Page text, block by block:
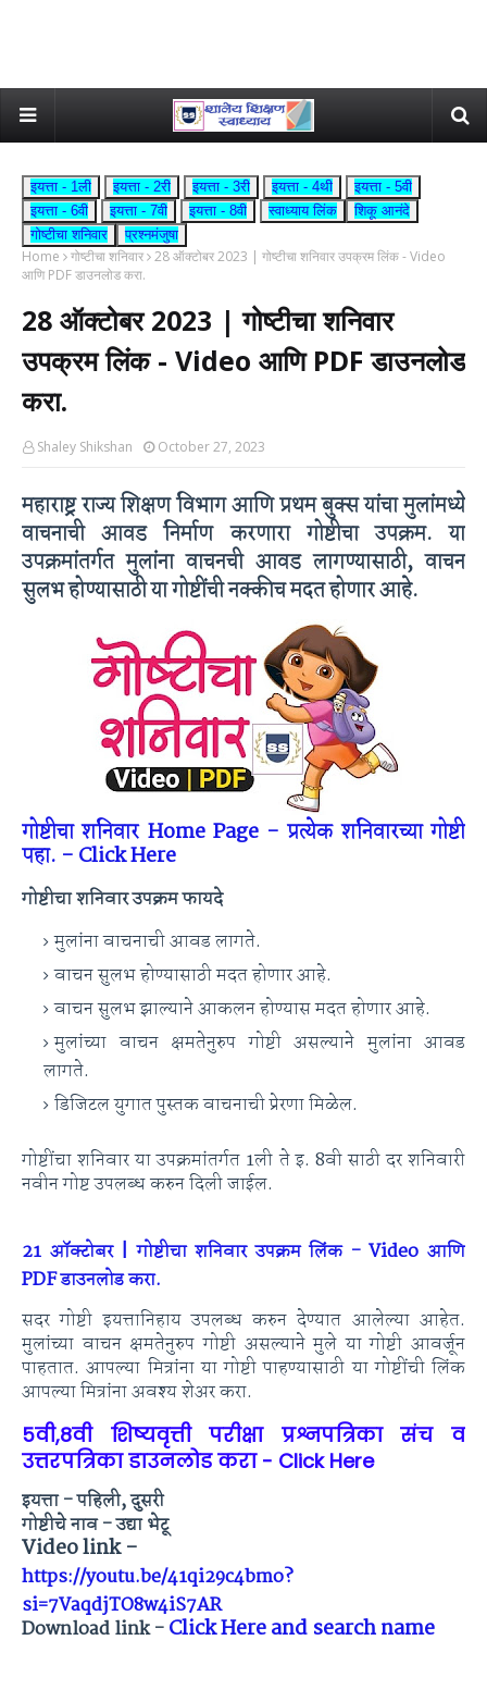
इयत्ता - 1ली इयत्ता - 2री इयत्ता - 3री इयत्ता - 4थी
इयत्ता - 5वी
इयत्ता - 6वी
इयत्ता - 7वी इयत्ता - 8वी स्वाध्याय लिंक
शिकू आनंदे
गोष्टीचा शनिवार
प्रश्नमंजुषा
Home गोष्टीचा शनिवार 28 ऑक्टोबर 2023 | गोष्टीचा शनिवार उपक्रम लिंक - Video
आणि PDF डाउनलोड करा.
28 ऑक्टोबर 2023 | गोष्टीचा शनिवार
उपक्रम लिंक - Video आणि PDF डाउनलोड
करा.
Shaley Shikshan October 27, 2023
महाराष्ट्र राज्य शिक्षण विभाग आणि प्रथम बुक्स यांचा मुलांमध्ये
वाचनाची आवड निर्माण करणारा गोष्टीचा उपक्रम. या
उपक्रमांतर्गत मुलांना वाचनची आवड लागण्यासाठी, वाचन
सुलभ होण्यासाठी या गोष्टींची नक्कीच मदत होणार आहे.
गोष्टीचा शनिवार Home Page - प्रत्येक शनिवारच्या गोष्टी
पहा. - Click Here
गोष्टीचा शनिवार उपक्रम फायदे
मुलांना वाचनाची आवड लागते.
वाचन सुलभ होण्यासाठी मदत होणार आहे.
वाचन सुलभ झाल्याने आकलन होण्यास मदत होणार आहे.
मुलांच्या वाचन क्षमतेनुरुप गोष्टी असल्याने मुलांना आवड
लागते.
डिजिटल युगात पुस्तक वाचनाची प्रेरणा मिळेल.
गोष्टींचा शनिवार या उपक्रमांतर्गत 1ली ते इ. 8वी साठी दर शनिवारी
नवीन गोष्ट उपलब्ध करुन दिली जाईल.
21 ऑक्टोबर | गोष्टीचा शनिवार उपक्रम लिंक - Video आणि
PDF डाउनलोड करा.
सदर गोष्टी इयत्तानिहाय उपलब्ध करुन देण्यात आलेल्या आहेत.
मुलांच्या वाचन क्षमतेनुरुप गोष्टी असल्याने मुले या गोष्टी आवर्जून
पाहतात. आपल्या मित्रांना या गोष्टी पाहण्यासाठी या गोष्टींची लिंक
आपल्या मित्रांना अवश्य शेअर करा.
5वी,8वी शिष्यवृत्ती परीक्षा प्रश्नपत्रिका संच व
उत्तरपत्रिका डाउनलोड करा - Click Here
इयत्ता - पहिली, दुसरी
गोष्टीचे नाव - उद्या भेटू
Video link -
https://youtu.be/41qi29c4bmo?
si=7VaqdjTO8w4iS7AR
Download link -Click Here and search name